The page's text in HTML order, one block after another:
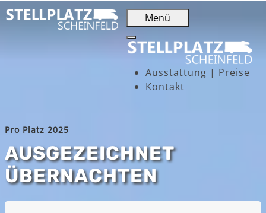
Menü
Ausstattung | Preise
Kontakt
Pro Platz 2025
AUSGEZEICHNET
ÜBERNACHTEN